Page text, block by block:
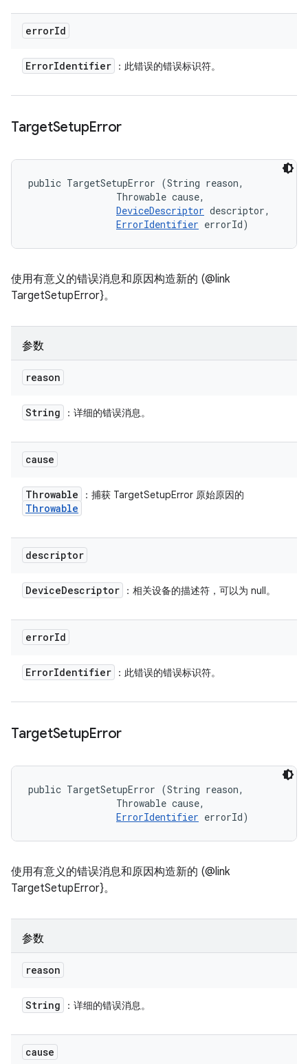
errorId
ErrorIdentifier ：此错误的错误标识符。
TargetSetupError
public TargetSetupError (String reason,
                Throwable cause,
DeviceDescriptor descriptor,
ErrorIdentifier errorId)
使用有意义的错误消息和原因构造新的 (@link
TargetSetupError}。
参数
reason
String ：详细的错误消息。
cause
Throwable ：捕获 TargetSetupError 原始原因的
Throwable
descriptor
DeviceDescriptor ：相关设备的描述符，可以为 null。
errorId
ErrorIdentifier ：此错误的错误标识符。
TargetSetupError
public TargetSetupError (String reason,
                Throwable cause,
ErrorIdentifier errorId)
使用有意义的错误消息和原因构造新的 (@link
TargetSetupError}。
参数
reason
String ：详细的错误消息。
cause